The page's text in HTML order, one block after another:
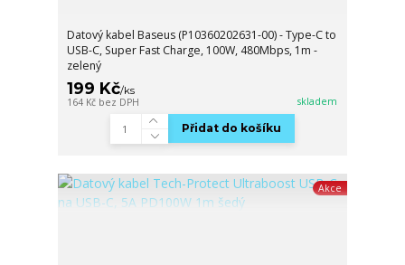
Datový kabel Baseus (P10360202631-00) - Type-C to
USB-C, Super Fast Charge, 100W, 480Mbps, 1m -
zelený
199 Kč/ks
164 Kč bez DPH skladem
Přidat do košíku
Akce